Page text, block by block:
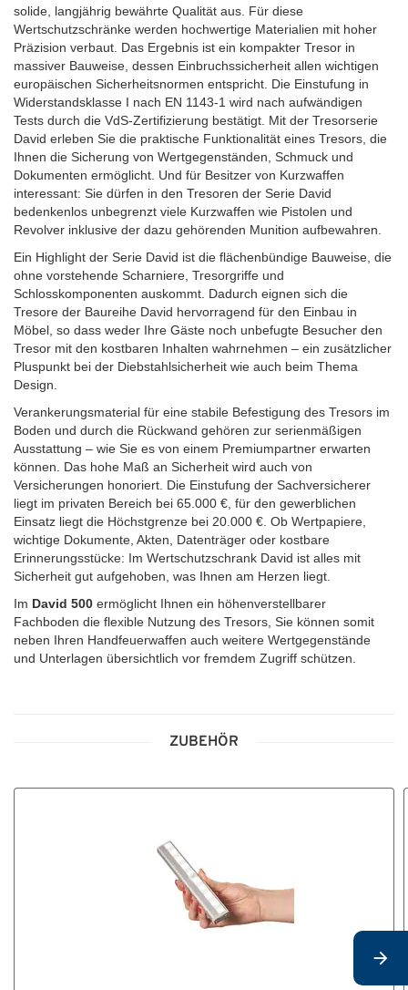
solide, langjährig bewährte Qualität aus. Für diese
Wertschutzschränke werden hochwertige Materialien mit hoher
Präzision verbaut. Das Ergebnis ist ein kompakter Tresor in
massiver Bauweise, dessen Einbruchssicherheit allen wichtigen
europäischen Sicherheitsnormen entspricht. Die Einstufung in
Widerstandsklasse I nach EN 1143-1 wird nach aufwändigen
Tests durch die VdS-Zertifizierung bestätigt. Mit der Tresorserie
David erleben Sie die praktische Funktionalität eines Tresors, die
Ihnen die Sicherung von Wertgegenständen, Schmuck und
Dokumenten ermöglicht. Und für Besitzer von Kurzwaffen
interessant: Sie dürfen in den Tresoren der Serie David
bedenkenlos unbegrenzt viele Kurzwaffen wie Pistolen und
Revolver inklusive der dazu gehörenden Munition aufbewahren.
Ein Highlight der Serie David ist die flächenbündige Bauweise, die
ohne vorstehende Scharniere, Tresorgriffe und
Schlosskomponenten auskommt. Dadurch eignen sich die
Tresore der Baureihe David hervorragend für den Einbau in
Möbel, so dass weder Ihre Gäste noch unbefugte Besucher den
Tresor mit den kostbaren Inhalten wahrnehmen – ein zusätzlicher
Pluspunkt bei der Diebstahlsicherheit wie auch beim Thema
Design.
Verankerungsmaterial für eine stabile Befestigung des Tresors im
Boden und durch die Rückwand gehören zur serienmäßigen
Ausstattung – wie Sie es von einem Premiumpartner erwarten
können. Das hohe Maß an Sicherheit wird auch von
Versicherungen honoriert. Die Einstufung der Sachversicherer
liegt im privaten Bereich bei 65.000 €, für den gewerblichen
Einsatz liegt die Höchstgrenze bei 20.000 €. Ob Wertpapiere,
wichtige Dokumente, Akten, Datenträger oder kostbare
Erinnerungsstücke: Im Wertschutzschrank David ist alles mit
Sicherheit gut aufgehoben, was Ihnen am Herzen liegt.
Im David 500 ermöglicht Ihnen ein höhenverstellbarer
Fachboden die flexible Nutzung des Tresors, Sie können somit
neben Ihren Handfeuerwaffen auch weitere Wertgegenstände
und Unterlagen übersichtlich vor fremdem Zugriff schützen.
ZUBEHÖR